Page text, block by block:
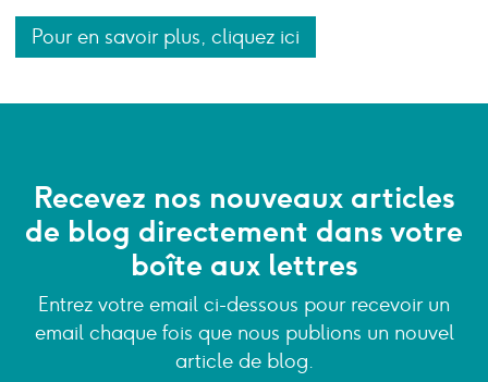
Pour en savoir plus, cliquez ici
Recevez nos nouveaux articles
de blog directement dans votre
boîte aux lettres
Entrez votre email ci-dessous pour recevoir un
email chaque fois que nous publions un nouvel
article de blog.